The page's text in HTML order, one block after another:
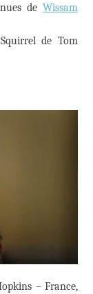
de Wissam
de Tom
– France,